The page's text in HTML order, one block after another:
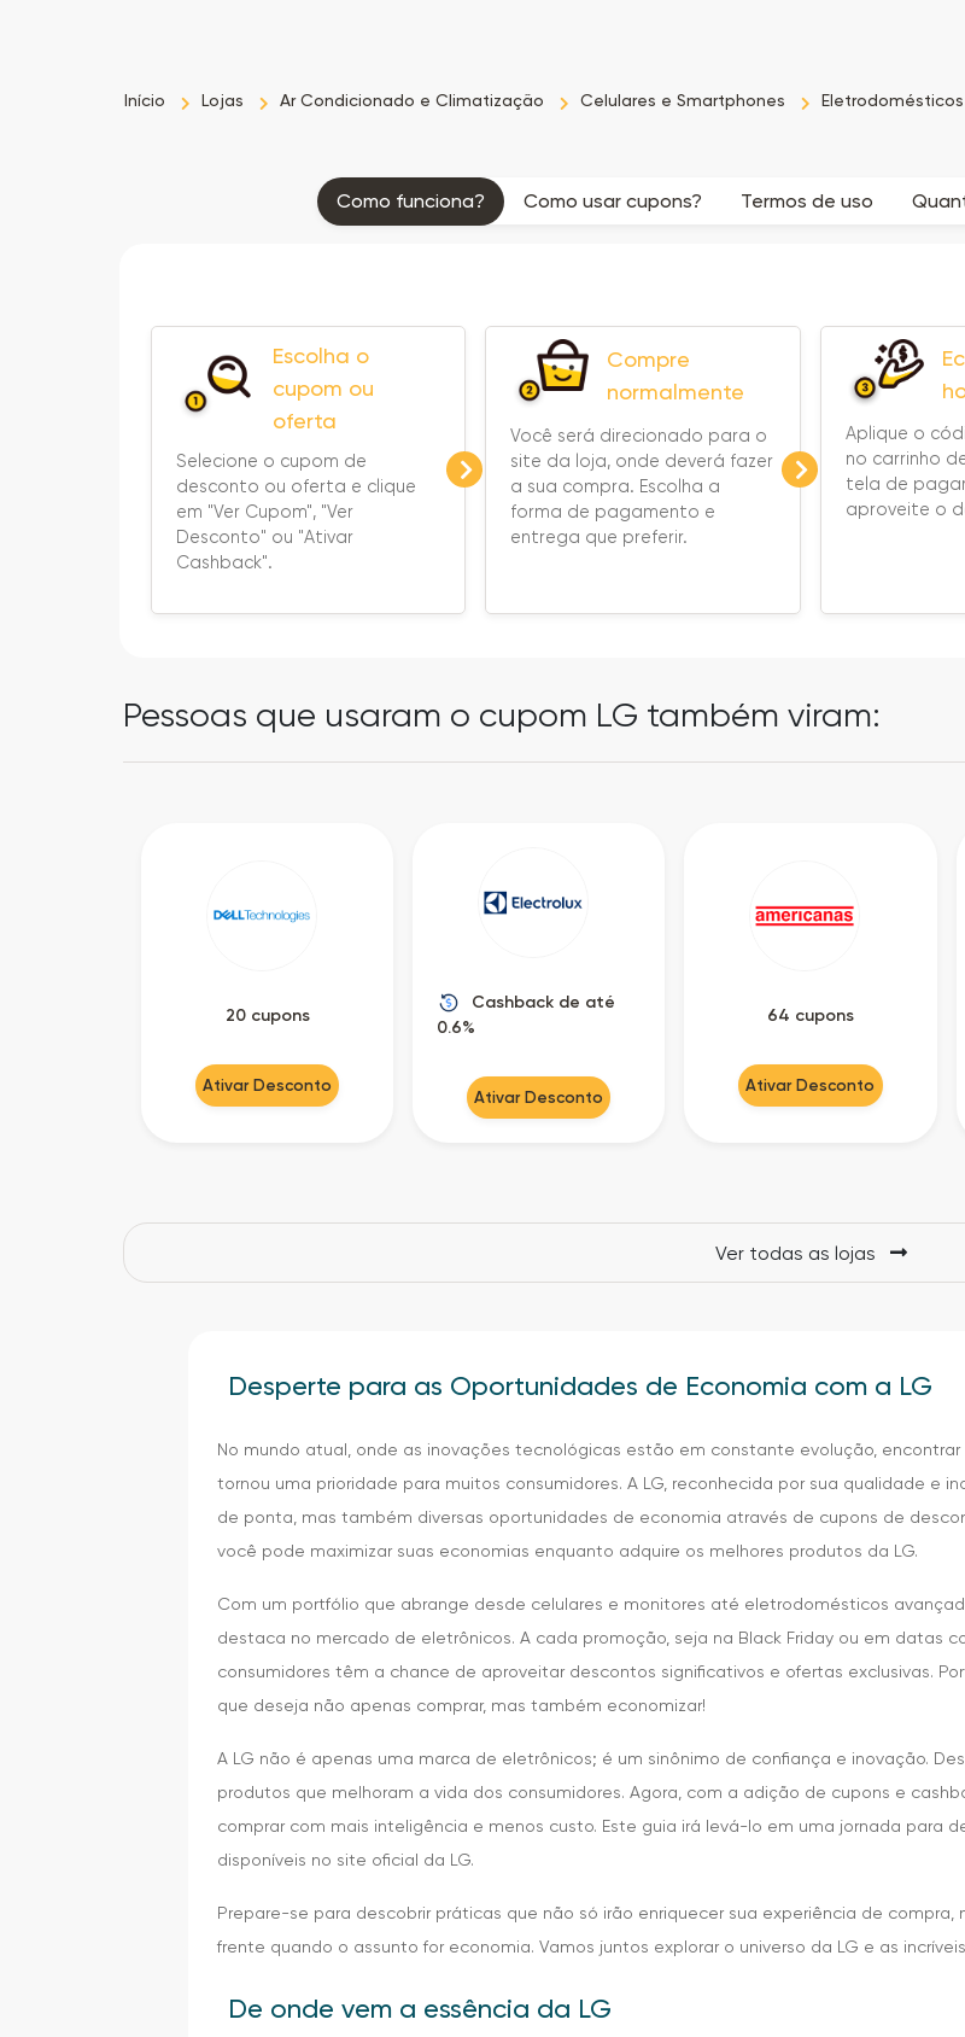
Início Lojas Ar Condicionado e Climatização Celulares e Smartphones Eletrodomésticos
Como funciona? Como usar cupons? Termos de uso
Escolha o
cupom ou
oferta
Selecione o cupom de
desconto ou oferta e clique
em "Ver Cupom", "Ver
Desconto" ou "Ativar
Cashback".
Compre
normalmente
Você será direcionado para o
site da loja, onde deverá fazer
a sua compra. Escolha a
forma de pagamento e
entrega que preferir.
Aplique o
no carrinho
tela de
aproveite o
Pessoas que usaram o cupom LG também viram:
20 cupons
Ativar Desconto
Cashback de até
0.6%
Ativar Desconto
64 cupons
Ativar Desconto
Ver todas as lojas
Desperte para as Oportunidades de Economia com a LG
No mundo atual, onde as inovações tecnológicas estão em constante evolução,
tornou uma prioridade para muitos consumidores. A LG, reconhecida por sua qualidade e
de ponta, mas também diversas oportunidades de economia através de cupons de
você pode maximizar suas economias enquanto adquire os melhores produtos da LG.
Com um portfólio que abrange desde celulares e monitores até eletrodomésticos
destaca no mercado de eletrônicos. A cada promoção, seja na Black Friday ou em datas
consumidores têm a chance de aproveitar descontos significativos e ofertas exclusivas.
que deseja não apenas comprar, mas também economizar!
A LG não é apenas uma marca de eletrônicos; é um sinônimo de confiança e inovação.
produtos que melhoram a vida dos consumidores. Agora, com a adição de cupons e
comprar com mais inteligência e menos custo. Este guia irá levá-lo em uma jornada para
disponíveis no site oficial da LG.
Prepare-se para descobrir práticas que não só irão enriquecer sua experiência de
frente quando o assunto for economia. Vamos juntos explorar o universo da LG e as
De onde vem a essência da LG